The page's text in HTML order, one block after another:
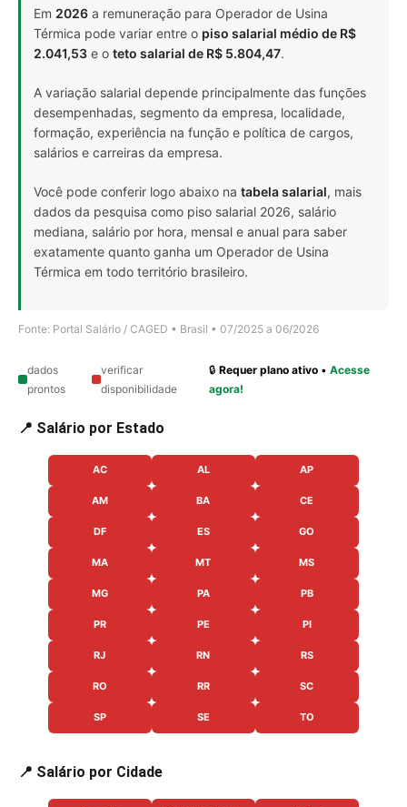
Em 2026 a remuneração para Operador de Usina
Térmica pode variar entre o piso salarial médio de R$
2.041,53 e o teto salarial de R$ 5.804,47.
A variação salarial depende principalmente das funções
desempenhadas, segmento da empresa, localidade,
formação, experiência na função e política de cargos,
salários e carreiras da empresa.
Você pode conferir logo abaixo na tabela salarial, mais
dados da pesquisa como piso salarial 2026, salário
mediana, salário por hora, mensal e anual para saber
exatamente quanto ganha um Operador de Usina
Térmica em todo território brasileiro.
Fonte: Portal Salário / CAGED • Brasil • 07/2025 a 06/2026
dados
prontos
verificar
disponibilidade
🔒Requer plano ativo •Acesse
agora!
📍 Salário por Estado
AC AL AP
AM BA CE
DF ES GO
MA MT MS
MG PA PB
PR PE PI
RJ RN RS
RO RR SC
SP SE TO
📍 Salário por Cidade